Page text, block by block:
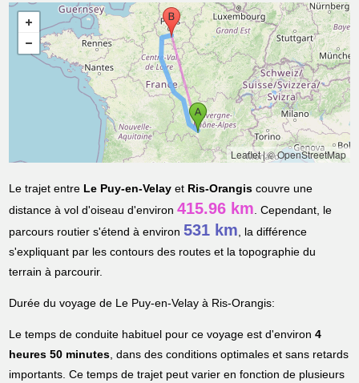
Leaflet|© OpenStreetMap
Le trajet entre Le Puy-en-Velay et Ris-Orangis couvre une
distance à vol d'oiseau d'environ415.96 km. Cependant, le
parcours routier s'étend à environ531 km, la différence
s'expliquant par les contours des routes et la topographie du
terrain à parcourir.
Durée du voyage de Le Puy-en-Velay à Ris-Orangis:
Le temps de conduite habituel pour ce voyage est d'environ4
heures 50 minutes, dans des conditions optimales et sans retards
importants. Ce temps de trajet peut varier en fonction de plusieurs